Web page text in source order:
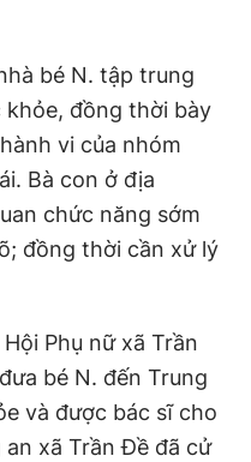
bé N. tập trung
đồng thời bày
vi của nhóm
Bà con ở địa
chức năng sớm
đồng thời cần xử lý
Phụ nữ xã Trần
bé N. đến Trung
và được bác sĩ cho
xã Trần Đề đã cử